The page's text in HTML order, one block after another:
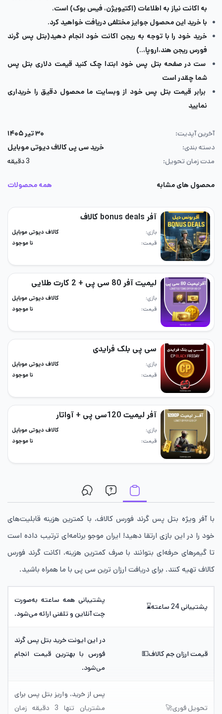
به اکانت نیاز به اطلاعات (اکتیویژن، فیس بوک) است.
با خرید این محصول جوایز مختلفی دریافت خواهید کرد.
خرید خود را با توجه به ریجن اکانت خود انجام دهید(بتل پس گرند
فورس ریجن هند،اروپا،..)
ست در صفحه بتل پس خود ابتدا چک کنید قیمت دلاری بتل پس
شما چقدر است
برابر قیمت بتل پس خود از وبسایت ما محصول دقیق را خریداری
نمایید
آخرین آپدیت:
۳۰ تیر ۱۴۰۵
دسته بندی:
خرید سی پی کالاف دیوتی موبایل
مدت زمان تحویل:
3 دقیقه
محصول های مشابه همه محصولات
آفر bonus deals کالاف
بازی
کالاف دیوتی موبایل
قیمت
نا موجود
لیمیت آفر 80 سی پی + 2 کارت طلایی
بازی
کالاف دیوتی موبایل
قیمت
نا موجود
سی پی بلک فرایدی
بازی
کالاف دیوتی موبایل
قیمت
نا موجود
آفر لیمیت 120سی پی + آواتار
بازی
کالاف دیوتی موبایل
قیمت
نا موجود
با آفر ویژه بتل پس گرند فورس کالاف، با کمترین هزینه قابلیت‌های
خود را در این بازی ارتقا دهید! ایران موجو برنامه‌ای ترتیب داده است
تا گیمرهای حرفه‌ای بتوانند با صرف کمترین هزینه، اکانت گرند فورس
کالاف تهیه کنند. برای دریافت ارزان ترین سی پی با ما همراه باشید.
پشتیبانی 24 ساعته⌛️
پشتیبانی همه ساعته به‌صورت
چت آنلاین و تلفنی ارائه می‌شود.
قیمت ارزان جم کالاف💵
در این ایونت خرید بتل پس گرند
فورس با بهترین قیمت انجام
می‌شود.
تحویل فوری🚀
پس از خرید، واریز بتل پس برای
مشتریان تنها 3 دقیقه زمان